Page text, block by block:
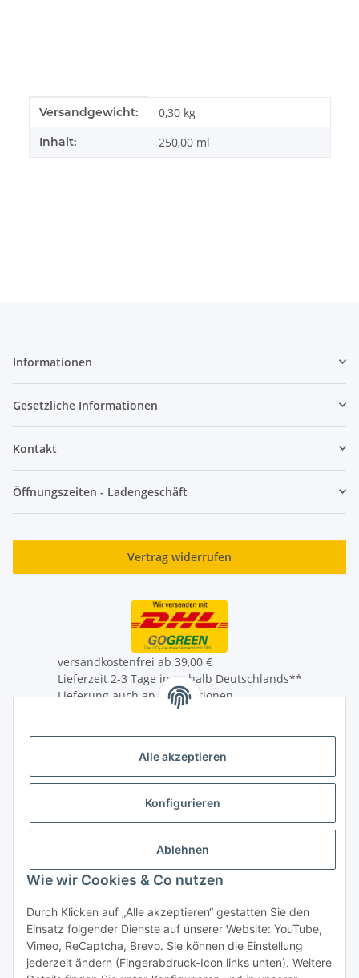
Produkteigenschaft
Wert
Versandgewicht: 0,30 kg
Inhalt: 250,00 ml
Informationen
Gesetzliche Informationen
Kontakt
Öffnungszeiten - Ladengeschäft
Vertrag widerrufen
versandkostenfrei ab 39,00 €
Lieferzeit 2-3 Tage innerhalb Deutschlands**
Lieferung auch an Packstationen
Versandinformationen
Alle akzeptieren
Konfigurieren
Ablehnen
Wie wir Cookies & Co nutzen
Durch Klicken auf „Alle akzeptieren“ gestatten Sie den
Einsatz folgender Dienste auf unserer Website: YouTube,
Vimeo, ReCaptcha, Brevo. Sie können die Einstellung
jederzeit ändern (Fingerabdruck-Icon links unten). Weitere